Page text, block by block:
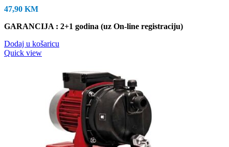
47,90 KM
GARANCIJA : 2+1 godina (uz On-line registraciju)
Dodaj u košaricu
Quick view